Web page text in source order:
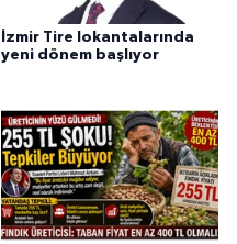
İzmir Tire lokantalarında
yeni dönem başlıyor